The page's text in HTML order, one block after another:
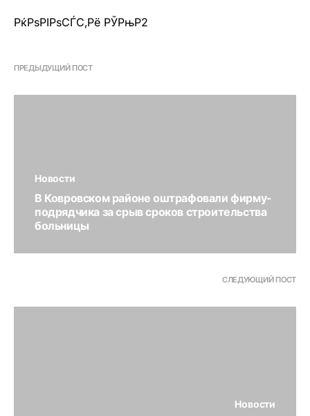
РќРѕРІРѕСЃС‚Рё РЎРњР2
ПРЕДЫДУЩИЙ ПОСТ
Новости
В Ковровском районе оштрафовали фирму-
подрядчика за срыв сроков строительства
больницы
СЛЕДУЮЩИЙ ПОСТ
Новости